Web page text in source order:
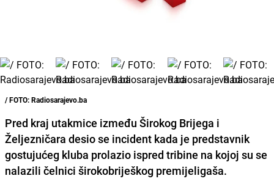
/ FOTO: Radiosarajevo.ba
Pred kraj utakmice između Širokog Brijega i
Željezničara desio se incident kada je predstavnik
gostujućeg kluba prolazio ispred tribine na kojoj su se
nalazili čelnici širokobriješkog premijeligaša.